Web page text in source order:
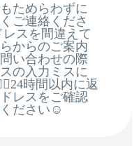
ためらわずに
ご連絡くださ
スを間違えて
からのご案内
い合わせの際
の入力ミスに
時間以内に返
レスをご確認
ださい☺️